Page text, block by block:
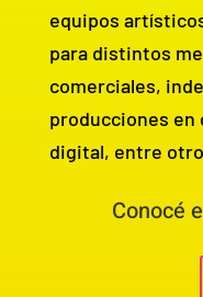
equipos
para distintos
comerciales,
producciones
digital, entre
Conocé